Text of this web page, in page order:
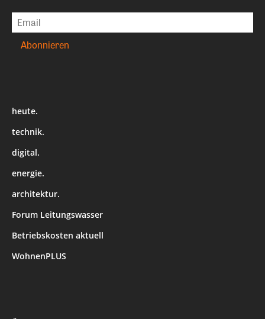
heute.
technik.
digital.
energie.
architektur.
Forum Leitungswasser
Betriebskosten aktuell
WohnenPLUS